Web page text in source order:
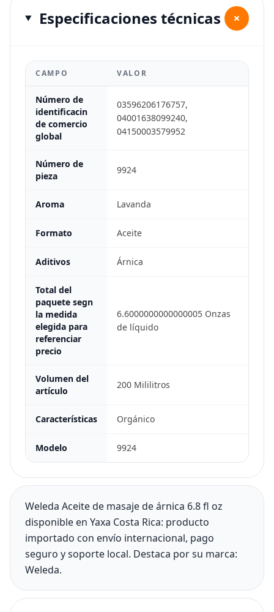
Especificaciones técnicas +
CAMPO VALOR
Número de
identificacin
de comercio
global
03596206176757,
04001638099240,
04150003579952
Número de
pieza
9924
Aroma Lavanda
Formato Aceite
Aditivos Árnica
Total del
paquete segn
la medida
elegida para
referenciar
precio
6.6000000000000005 Onzas
de líquido
Volumen del
artículo
200 Mililitros
Características Orgánico
Modelo 9924
Weleda Aceite de masaje de árnica 6.8 fl oz
disponible en Yaxa Costa Rica: producto
importado con envío internacional, pago
seguro y soporte local. Destaca por su marca:
Weleda.